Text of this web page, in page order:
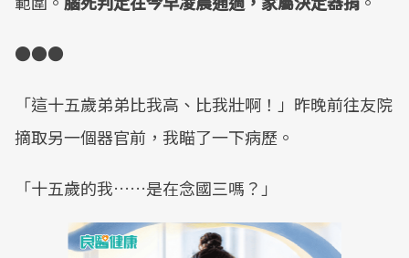
●●●
「這十五歲弟弟比我高、比我壯啊！」昨晚前往友院
摘取另一個器官前，我瞄了一下病歷。
「十五歲的我……是在念國三嗎？」